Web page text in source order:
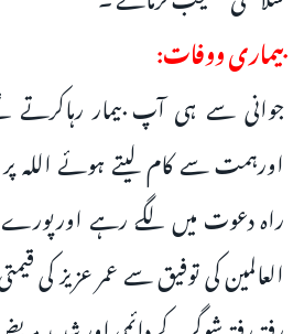
بیماری ووفات:
جوانی سے ہی آپ بیمار رہاکرتے
اورہمت سے کام لیتے ہوئے اللہ
راہ دعوت میں لگے رہے
العالمین کی توفیق سے عمر عزیز کی